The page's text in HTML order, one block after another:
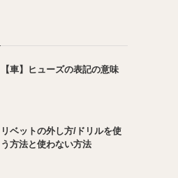
【車】ヒューズの表記の意味
リベットの外し方/ドリルを使
う方法と使わない方法